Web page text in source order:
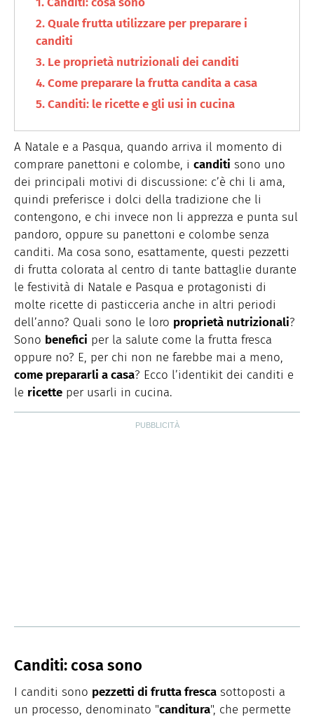
Quale frutta utilizzare per preparare i
canditi
Le proprietà nutrizionali dei canditi
Come preparare la frutta candita a casa
Canditi: le ricette e gli usi in cucina
A Natale e a Pasqua, quando arriva il momento di
comprare panettoni e colombe, i canditi sono uno
dei principali motivi di discussione: c’è chi li ama,
quindi preferisce i dolci della tradizione che li
contengono, e chi invece non li apprezza e punta sul
pandoro, oppure su panettoni e colombe senza
canditi. Ma cosa sono, esattamente, questi pezzetti
di frutta colorata al centro di tante battaglie durante
le festività di Natale e Pasqua e protagonisti di
molte ricette di pasticceria anche in altri periodi
dell’anno? Quali sono le loro proprietà nutrizionali?
Sono benefici per la salute come la frutta fresca
oppure no? E, per chi non ne farebbe mai a meno,
come prepararli a casa? Ecco l’identikit dei canditi e
le ricette per usarli in cucina.
Canditi: cosa sono
I canditi sono pezzetti di frutta fresca sottoposti a
un processo, denominato "canditura", che permette